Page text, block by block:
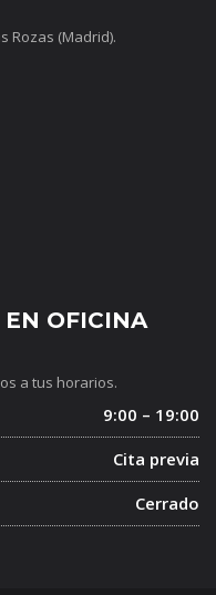
Rozas (Madrid).
EN OFICINA
a tus horarios.
9:00 – 19:00
Cita previa
Cerrado